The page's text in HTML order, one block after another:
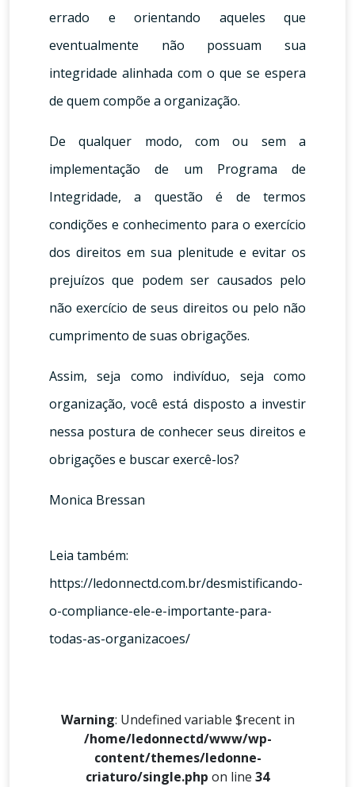
errado e orientando aqueles que
eventualmente não possuam sua
integridade alinhada com o que se espera
de quem compõe a organização.
De qualquer modo, com ou sem a
implementação de um Programa de
Integridade, a questão é de termos
condições e conhecimento para o exercício
dos direitos em sua plenitude e evitar os
prejuízos que podem ser causados pelo
não exercício de seus direitos ou pelo não
cumprimento de suas obrigações.
Assim, seja como indivíduo, seja como
organização, você está disposto a investir
nessa postura de conhecer seus direitos e
obrigações e buscar exercê-los?
Monica Bressan
Leia também:
https://ledonnectd.com.br/desmistificando-
o-compliance-ele-e-importante-para-
todas-as-organizacoes/
Warning: Undefined variable $recent in
/home/ledonnectd/www/wp-
content/themes/ledonne-
criaturo/single.php on line 34